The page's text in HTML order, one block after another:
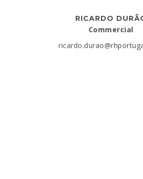
RICARDO
Commercial